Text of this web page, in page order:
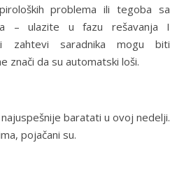
problema ili tegoba sa
– ulazite u fazu rešavanja I
zahtevi saradnika mogu biti
znači da su automatski loši.
baratati u ovoj nedelji.
pojačani su.